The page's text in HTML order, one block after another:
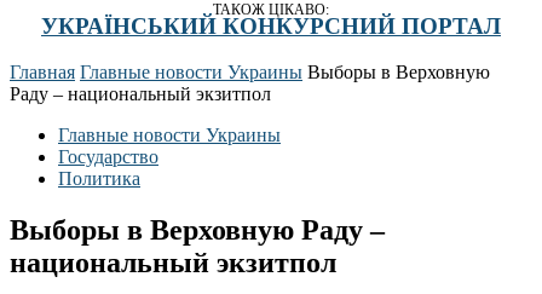
ТАКОЖ ЦІКАВО:
УКРАЇНСЬКИЙ КОНКУРСНИЙ ПОРТАЛ
Главная Главные новости Украины Выборы в Верховную
Раду – национальный экзитпол
Главные новости Украины
Государство
Политика
Выборы в Верховную Раду –
национальный экзитпол